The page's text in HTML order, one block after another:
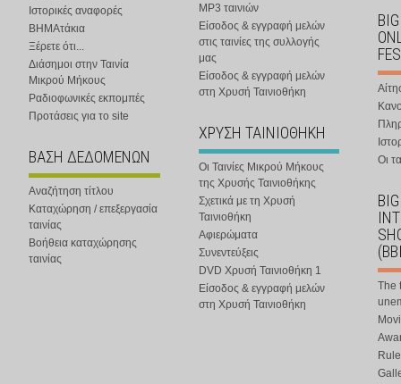
Ιστορικές αναφορές
ΒΗΜΑτάκια
Ξέρετε ότι...
Διάσημοι στην Ταινία
Μικρού Μήκους
Ραδιοφωνικές εκπομπές
Προτάσεις για το site
ΒΑΣΗ ΔΕΔΟΜΕΝΩΝ
Αναζήτηση τίτλου
Καταχώρηση / επεξεργασία
ταινίας
Βοήθεια καταχώρησης
ταινίας
MP3 ταινιών
Είσοδος & εγγραφή μελών
στις ταινίες της συλλογής
μας
Είσοδος & εγγραφή μελών
στη Χρυσή Ταινιοθήκη
ΧΡΥΣΗ ΤΑΙΝΙΟΘΗΚΗ
Οι Ταινίες Μικρού Μήκους
της Χρυσής Ταινιοθήκης
Σχετικά με τη Χρυσή
Ταινιοθήκη
Αφιερώματα
Συνεντεύξεις
DVD Χρυσή Ταινιοθήκη 1
Είσοδος & εγγραφή μελών
στη Χρυσή Ταινιοθήκη
Οι
The